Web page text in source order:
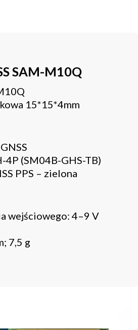
SAM-M10Q
15*15*4mm
4P (SM04B-GHS-TB)
PPS – zielona
wejściowego: 4–9 V
7,5 g